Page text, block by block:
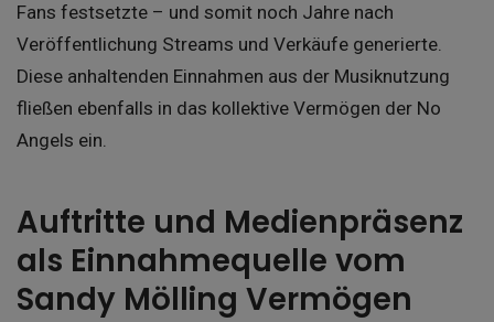
Fans festsetzte – und somit noch Jahre nach
Veröffentlichung Streams und Verkäufe generierte.
Diese anhaltenden Einnahmen aus der Musiknutzung
fließen ebenfalls in das kollektive Vermögen der No
Angels ein.
Auftritte und Medienpräsenz
als Einnahmequelle vom
Sandy Mölling Vermögen